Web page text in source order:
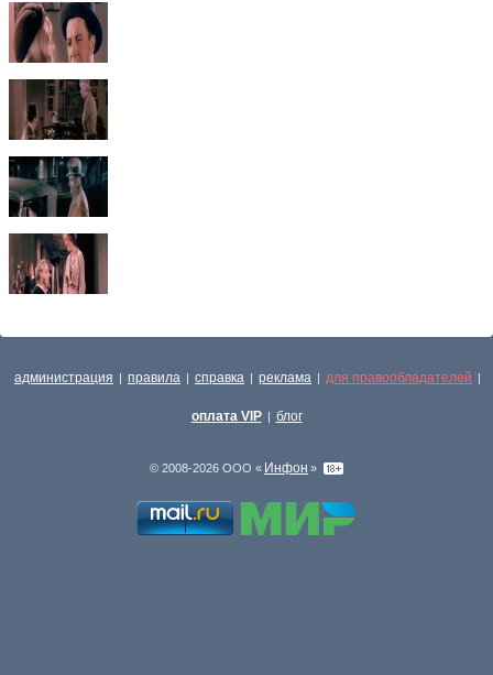
администрация | правила | справка | реклама | для правообладателей |
оплата VIP | блог
© 2008-2026 ООО « Инфон »